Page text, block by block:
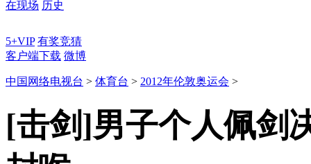
在现场 历史
5+VIP 有奖竞猜
客户端下载 微博
中国网络电视台 > 体育台 > 2012年伦敦奥运会 >
[击剑]男子个人佩剑